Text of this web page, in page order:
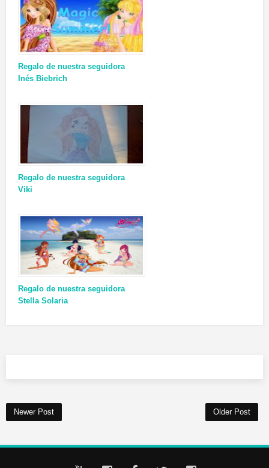
Regalo de nuestra seguidora
Inés Biebrich
Regalo de nuestra seguidora
Viki
Regalo de nuestra seguidora
Stella Solaria
Newer Post Older Post